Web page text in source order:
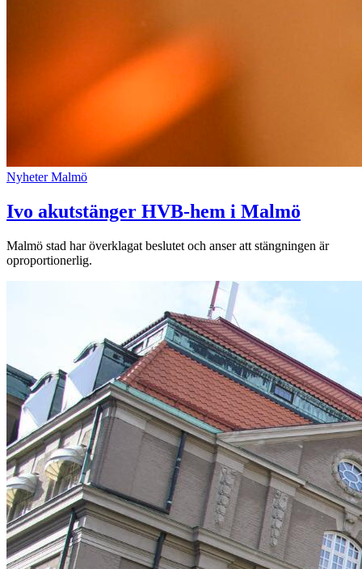
Nyheter Malmö
Ivo akutstänger HVB-hem i Malmö
Malmö stad har överklagat beslutet och anser att stängningen är
oproportionerlig.